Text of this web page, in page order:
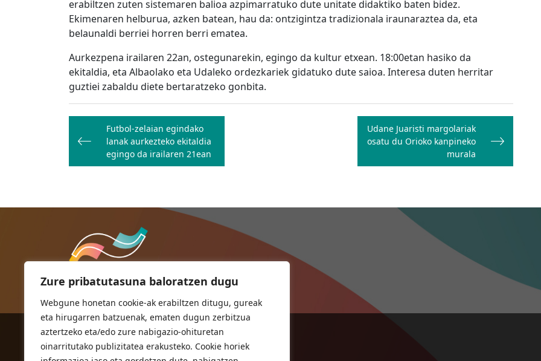
Zure pribatutasuna baloratzen dugu
Webgune honetan cookie-ak erabiltzen ditugu, gureak
eta hirugarren batzuenak, ematen dugun zerbitzua
aztertzeko eta/edo zure nabigazio-ohituretan
oinarritutako publizitatea erakusteko. Cookie horiek
erabiltzen zuten sistemaren balioa azpimarratuko dute unitate didaktiko baten bidez.
Ekimenaren helburua, azken batean, hau da: ontzigintza tradizionala iraunaraztea da, eta
belaunaldi berriei horren berri ematea.
Aurkezpena irailaren 22an, ostegunarekin, egingo da kultur etxean. 18:00etan hasiko da
ekitaldia, eta Albaolako eta Udaleko ordezkariek gidatuko dute saioa. Interesa duten herritar
guztiei zabaldu diete bertaratzeko gonbita.
Bidalketetan
zehar
nabigatu
Futbol-zelaian egindako
lanak aurkezteko ekitaldia
egingo da irailaren 21ean
Udane Juaristi margolariak
osatu du Orioko kanpineko
murala
ORIOKO UDALA
Herriko plaza,1